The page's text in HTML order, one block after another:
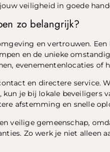
veiligheid in goede
zo belangrijk?
en vertrouwen.
en de unieke
evenementenlocaties of
en directere service.
je bij lokale beveiligers
afstemming en snelle
veilige gemeenschap,
Zo werk je niet alleen